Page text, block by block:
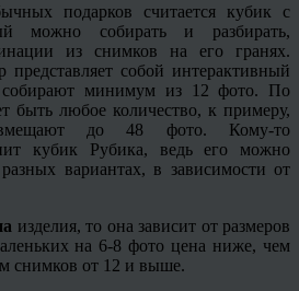
подарков считается кубик с
можно собирать и разбирать,
из снимков на его гранях.
представляет собой интерактивный
собирают минимум из 12 фото. По
быть любое количество, к примеру,
до 48 фото. Кому-то
кубик Рубика, ведь его можно
вариантах, в зависимости от
изделия, то она зависит от размеров
на 6-8 фото цена ниже, чем
снимков от 12 и выше.